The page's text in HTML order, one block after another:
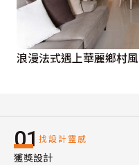
浪漫法式遇上華麗鄉村風
01 找設計靈感
獲獎設計